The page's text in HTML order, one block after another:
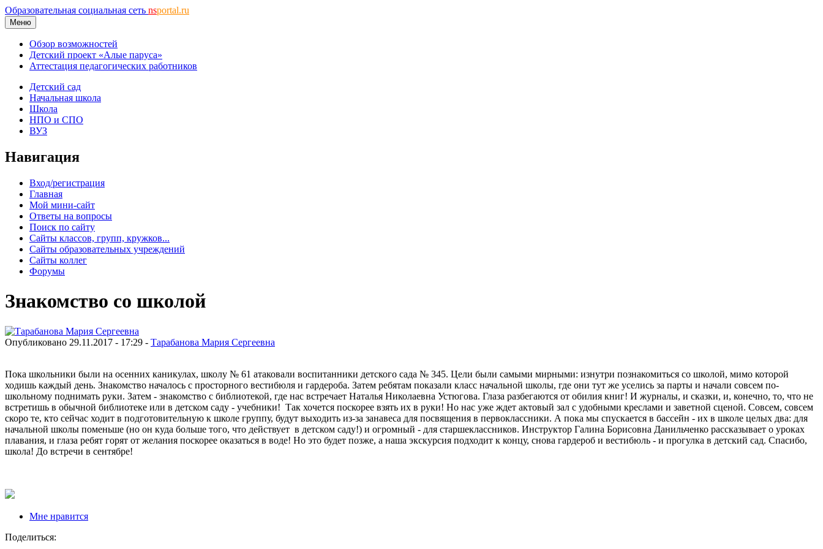
Образовательная социальная сеть nsportal.ru
Меню
Обзор возможностей
Детский проект «Алые паруса»
Аттестация педагогических работников
Детский сад
Начальная школа
Школа
НПО и СПО
ВУЗ
Навигация
Вход/регистрация
Главная
Мой мини-сайт
Ответы на вопросы
Поиск по сайту
Сайты классов, групп, кружков...
Сайты образовательных учреждений
Сайты коллег
Форумы
Знакомство со школой
Опубликовано 29.11.2017 - 17:29 - Тарабанова Мария Сергеевна
Пока школьники были на осенних каникулах, школу № 61 атаковали воспитанники детского сада № 345. Цели были самыми мирными: изнутри познакомиться со школой, мимо которой
ходишь каждый день. Знакомство началось с просторного вестибюля и гардероба. Затем ребятам показали класс начальной школы, где они тут же уселись за парты и начали совсем по-
школьному поднимать руки. Затем - знакомство с библиотекой, где нас встречает Наталья Николаевна Устюгова. Глаза разбегаются от обилия книг! И журналы, и сказки, и, конечно, то, что не
встретишь в обычной библиотеке или в детском саду - учебники! Так хочется поскорее взять их в руки! Но нас уже ждет актовый зал с удобными креслами и заветной сценой. Совсем, совсем
скоро те, кто сейчас ходит в подготовительную к школе группу, будут выходить из-за занавеса для посвящения в первоклассники. А пока мы спускается в бассейн - их в школе целых два: для
начальной школы поменьше (но он куда больше того, что действует в детском саду!) и огромный - для старшеклассников. Инструктор Галина Борисовна Данильченко рассказывает о уроках
плавания, и глаза ребят горят от желания поскорее оказаться в воде! Но это будет позже, а наша экскурсия подходит к концу, снова гардероб и вестибюль - и прогулка в детский сад. Спасибо,
школа! До встречи в сентябре!
Мне нравится
Поделиться: